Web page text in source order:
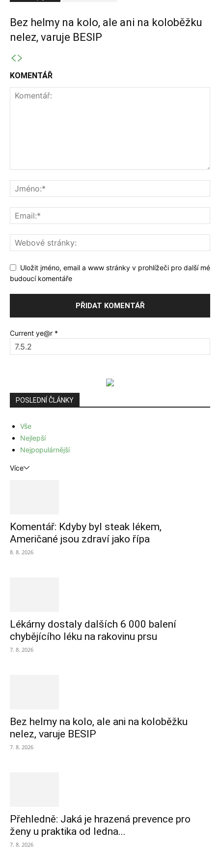
Bez helmy na kolo, ale ani na koloběžku
nelez, varuje BESIP
KOMENTÁŘ
Uložit jméno, email a www stránky v prohlížeči pro další mé
budoucí komentáře
Current ye@r *
POSLEDNÍ ČLÁNKY
Vše
Nejlepší
Nejpopulárnější
Více
Komentář: Kdyby byl steak lékem,
Američané jsou zdraví jako řípa
8. 8. 2026
Lékárny dostaly dalších 6 000 balení
chybějícího léku na rakovinu prsu
7. 8. 2026
Bez helmy na kolo, ale ani na koloběžku
nelez, varuje BESIP
7. 8. 2026
Přehledně: Jaká je hrazená prevence pro
ženy u praktika od ledna...
7. 8. 2026